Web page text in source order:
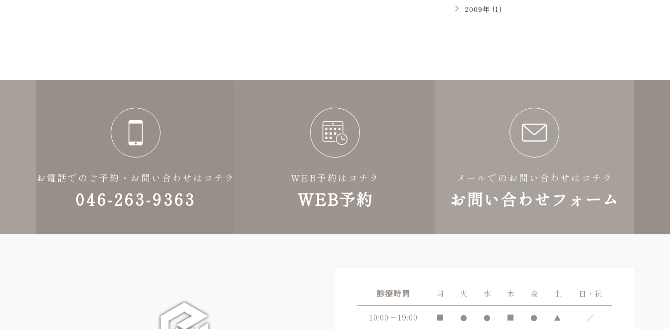
2009年 (1)
お電話でのご予約・お問い合わせはコチラ
046-263-9363
WEB予約はコチラ
WEB予約
メールでのお問い合わせはコチラ
お問い合わせフォーム
診療時間 月 火 水 木 金 土 日・祝
10:00～19:00 ■ ● ● ■ ● ▲ ／